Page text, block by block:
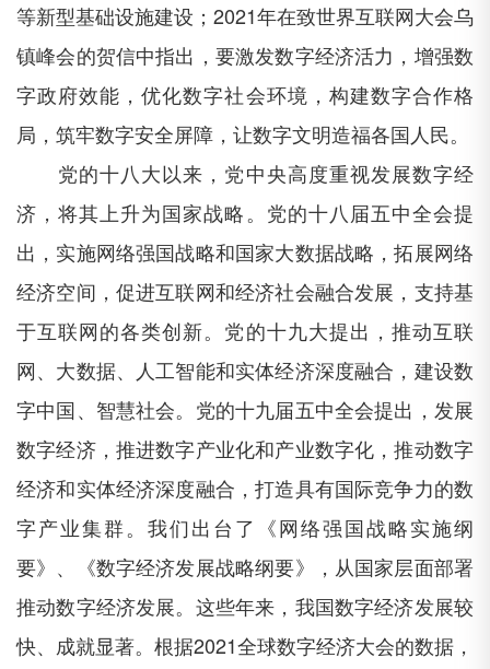
等新型基础设施建设；2021年在致世界互联网大会乌
镇峰会的贺信中指出，要激发数字经济活力，增强数
字政府效能，优化数字社会环境，构建数字合作格
局，筑牢数字安全屏障，让数字文明造福各国人民。
党的十八大以来，党中央高度重视发展数字经
济，将其上升为国家战略。党的十八届五中全会提
出，实施网络强国战略和国家大数据战略，拓展网络
经济空间，促进互联网和经济社会融合发展，支持基
于互联网的各类创新。党的十九大提出，推动互联
网、大数据、人工智能和实体经济深度融合，建设数
字中国、智慧社会。党的十九届五中全会提出，发展
数字经济，推进数字产业化和产业数字化，推动数字
经济和实体经济深度融合，打造具有国际竞争力的数
字产业集群。我们出台了《网络强国战略实施纲
要》、《数字经济发展战略纲要》，从国家层面部署
推动数字经济发展。这些年来，我国数字经济发展较
快、成就显著。根据2021全球数字经济大会的数据，